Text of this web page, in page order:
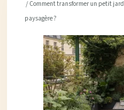
/ Comment transformer un petit
paysagère ?